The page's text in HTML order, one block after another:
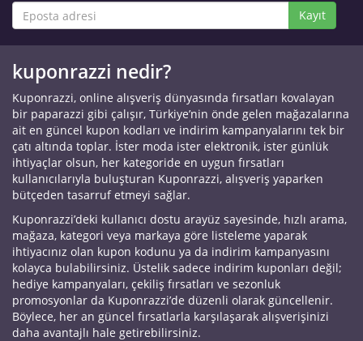
Kayıt
kuponrazzi nedir?
Kuponrazzi, online alışveriş dünyasında fırsatları kovalayan
bir paparazzi gibi çalışır, Türkiye’nin önde gelen mağazalarına
ait en güncel kupon kodları ve indirim kampanyalarını tek bir
çatı altında toplar. İster moda ister elektronik, ister günlük
ihtiyaçlar olsun, her kategoride en uygun fırsatları
kullanıcılarıyla buluşturan Kuponrazzi, alışveriş yaparken
bütçeden tasarruf etmeyi sağlar.
Kuponrazzi’deki kullanıcı dostu arayüz sayesinde, hızlı arama,
mağaza, kategori veya markaya göre listeleme yaparak
ihtiyacınız olan kupon kodunu ya da indirim kampanyasını
kolayca bulabilirsiniz. Üstelik sadece indirim kuponları değil;
hediye kampanyaları, çekiliş fırsatları ve sezonluk
promosyonlar da Kuponrazzi’de düzenli olarak güncellenir.
Böylece, her an güncel fırsatlarla karşılaşarak alışverişinizi
daha avantajlı hale getirebilirsiniz.